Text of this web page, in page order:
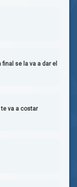
se la va a dar el
va a costar